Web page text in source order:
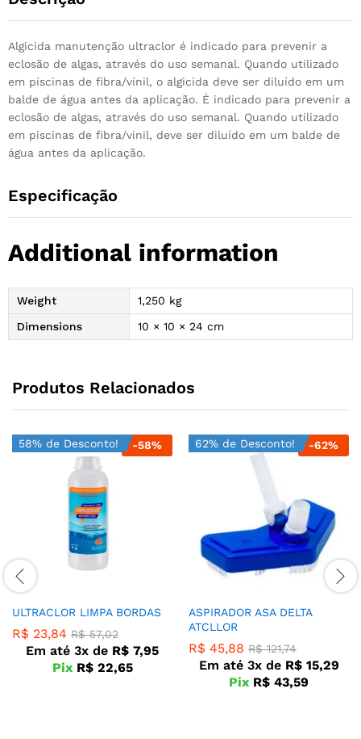
Algicida manutenção ultraclor é indicado para prevenir a
eclosão de algas, através do uso semanal. Quando utilizado
em piscinas de fibra/vinil, o algicida deve ser diluído em um
balde de água antes da aplicação. É indicado para prevenir a
eclosão de algas, através do uso semanal. Quando utilizado
em piscinas de fibra/vinil, deve ser diluído em um balde de
água antes da aplicação.
Especificação
Additional information
Weight
1,250 kg
Dimensions
10 × 10 × 24 cm
Produtos Relacionados
58% de Desconto! -58%
ULTRACLOR LIMPA BORDAS
R$ 23,84 R$57,02
Em até 3x de R$ 7,95
Pix R$22,65
62% de Desconto! -62%
ASPIRADOR ASA DELTA
ATCLLOR
R$ 45,88 R$121,74
Em até 3x de R$15,29
Pix R$ 43,59